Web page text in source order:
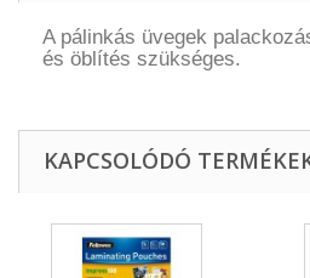
A pálinkás üvegek
és öblítés szükséges.
KAPCSOLÓDÓ